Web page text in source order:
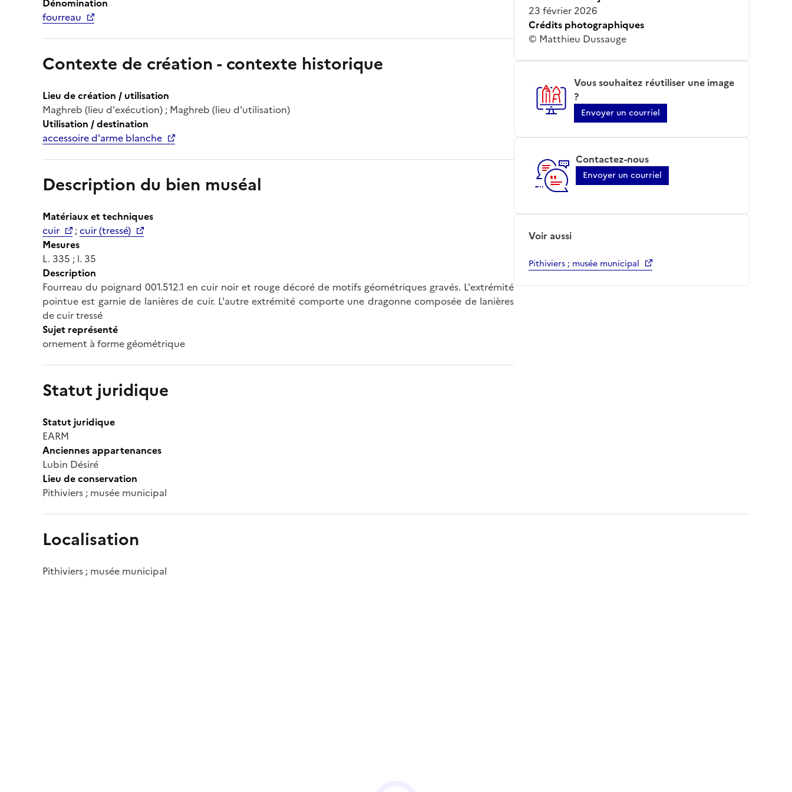
fourreau
Contexte de création - contexte historique
Lieu de création / utilisation
Maghreb (lieu d'exécution) ; Maghreb (lieu d'utilisation)
Utilisation / destination
accessoire d'arme blanche
Description du bien muséal
Matériaux et techniques
cuir
;cuir (tressé)
Mesures
L. 335 ; l. 35
Description
Fourreau du poignard 001.512.1 en cuir noir et rouge décoré de motifs géométriques gravés. L'extrémité
pointue est garnie de lanières de cuir. L'autre extrémité comporte une dragonne composée de lanières
de cuir tressé
Sujet représenté
ornement à forme géométrique
Statut juridique
Statut juridique
EARM
Anciennes appartenances
Lubin Désiré
Lieu de conservation
Pithiviers ; musée municipal
23 février 2026
Crédits photographiques
© Matthieu Dussauge
Vous souhaitez réutiliser une image
?
Envoyer un courriel
Contactez-nous
Envoyer un courriel
Voir aussi
Pithiviers ; musée municipal
Localisation
Pithiviers ; musée municipal